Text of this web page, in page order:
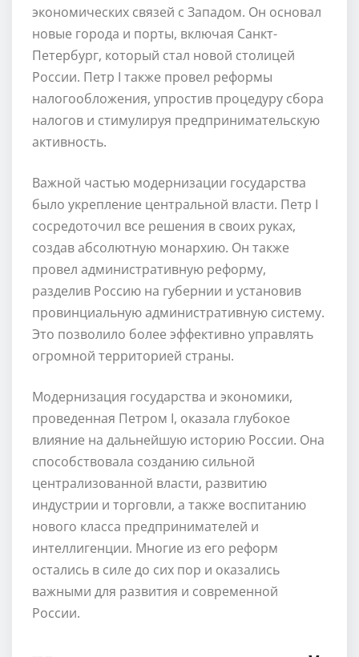
экономических связей с Западом. Он основал
новые города и порты, включая Санкт-
Петербург, который стал новой столицей
России. Петр I также провел реформы
налогообложения, упростив процедуру сбора
налогов и стимулируя предпринимательскую
активность.
Важной частью модернизации государства
было укрепление центральной власти. Петр I
сосредоточил все решения в своих руках,
создав абсолютную монархию. Он также
провел административную реформу,
разделив Россию на губернии и установив
провинциальную административную систему.
Это позволило более эффективно управлять
огромной территорией страны.
Модернизация государства и экономики,
проведенная Петром I, оказала глубокое
влияние на дальнейшую историю России. Она
способствовала созданию сильной
централизованной власти, развитию
индустрии и торговли, а также воспитанию
нового класса предпринимателей и
интеллигенции. Многие из его реформ
остались в силе до сих пор и оказались
важными для развития и современной
России.